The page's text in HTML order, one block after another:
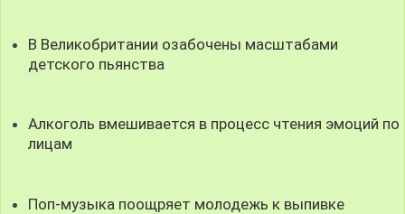
В Великобритании озабочены масштабами
детского пьянства
Алкоголь вмешивается в процесс чтения эмоций по
лицам
Поп-музыка поощряет молодежь к выпивке